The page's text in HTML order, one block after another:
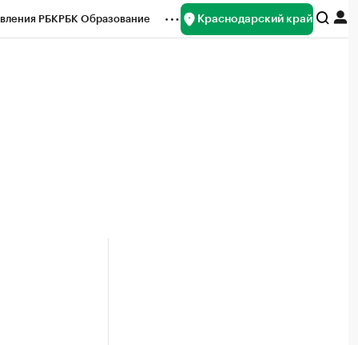
РБКРБК Образование Краснодарский край